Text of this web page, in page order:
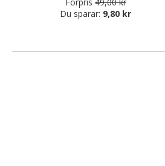
Du sparar: 9,80 kr